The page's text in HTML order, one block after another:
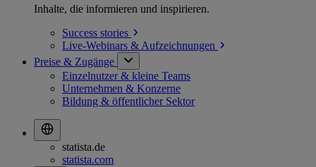
Inhalte, die informieren und inspirieren.
Success stories
Live-Webinars & Aufzeichnungen
Preise & Zugänge
Einzelnutzer & kleine Teams
Unternehmen & Konzerne
Bildung & öffentlicher Sektor
statista.de
statista.com